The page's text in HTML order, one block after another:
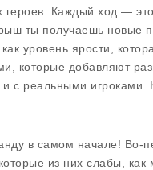
героев. Каждый ход —
ты получаешь новые
уровень ярости,
которые добавляют
с реальными
в самом начале! Во-
из них слабы,